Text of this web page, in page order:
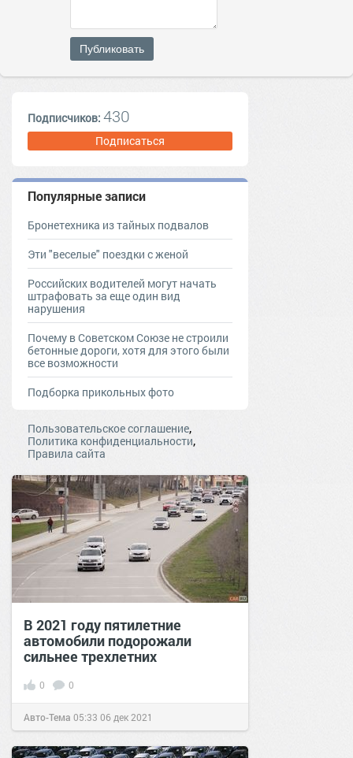
Публиковать
Подписчиков: 430
Подписаться
Популярные записи
Бронетехника из тайных подвалов
Эти "веселые" поездки с женой
Российских водителей могут начать
штрафовать за еще один вид
нарушения
Почему в Советском Союзе не строили
бетонные дороги, хотя для этого были
все возможности
Подборка прикольных фото
Пользовательское соглашение,
Политика конфиденциальности,
Правила сайта
В 2021 году пятилетние
автомобили подорожали
сильнее трехлетних
0 0
Авто-Тема 05:33 06 дек 2021